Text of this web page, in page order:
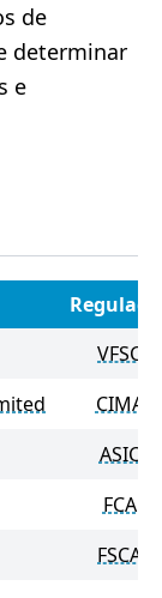
de
determinar
e
VFSC
CIMA
ASIC
FCA
FSCA